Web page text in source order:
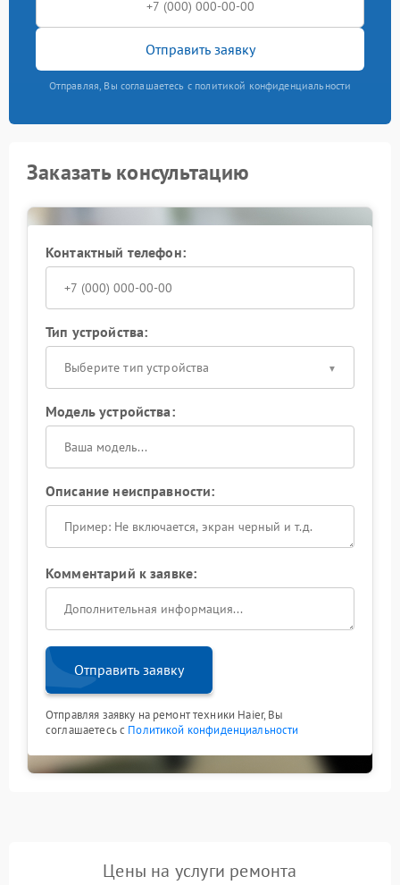
Отправить заявку
Отправляя, Вы соглашаетесь с политикой конфиденциальности
Заказать консультацию
Контактный телефон:
Тип устройства:
Выберите тип устройства
Модель устройства:
Описание неисправности:
Комментарий к заявке:
Отправить заявку
Отправляя заявку на ремонт техники Haier, Вы
соглашаетесь с Политикой конфиденциальности
Цены на услуги ремонта